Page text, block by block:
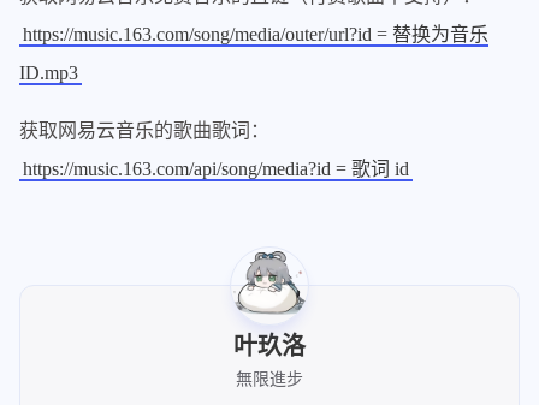
https://music.163.com/song/media/outer/url?id = 替换为音乐
ID.mp3
获取网易云音乐的歌曲歌词：
https://music.163.com/api/song/media?id = 歌词 id
叶玖洛
無限進步